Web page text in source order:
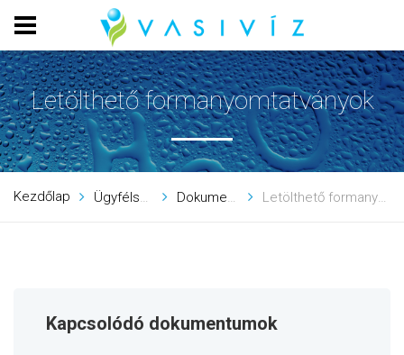
Letölthető formanyomtatványok
Kezdőlap Ügyfélszolgálat Dokumentumtár Letölthető formanyomtatványok
Kapcsolódó dokumentumok